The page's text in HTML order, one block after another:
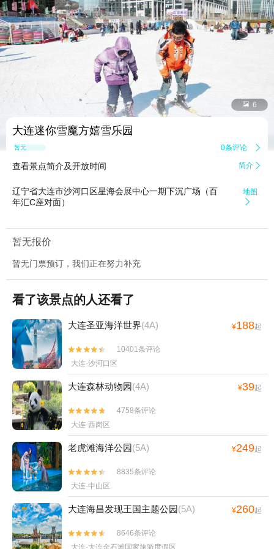
 6
大连迷你雪魔方嬉雪乐园
暂无点评 0条评论 
查看景点简介及开放时间 简介 
辽宁省大连市沙河口区星海会展中心一期下沉广场（百
年汇C座对面）
地图

暂无报价
暂无门票预订，我们正在努力补充
看了该景点的人还看了
大连圣亚海洋世界(4A) ¥188起


10401条评论
大连·沙河口区
大连森林动物园(4A) ¥39起


4758条评论
大连·西岗区
老虎滩海洋公园(5A) ¥249起


8835条评论
大连·中山区
大连海昌发现王国主题公园(5A) ¥260起


8646条评论
